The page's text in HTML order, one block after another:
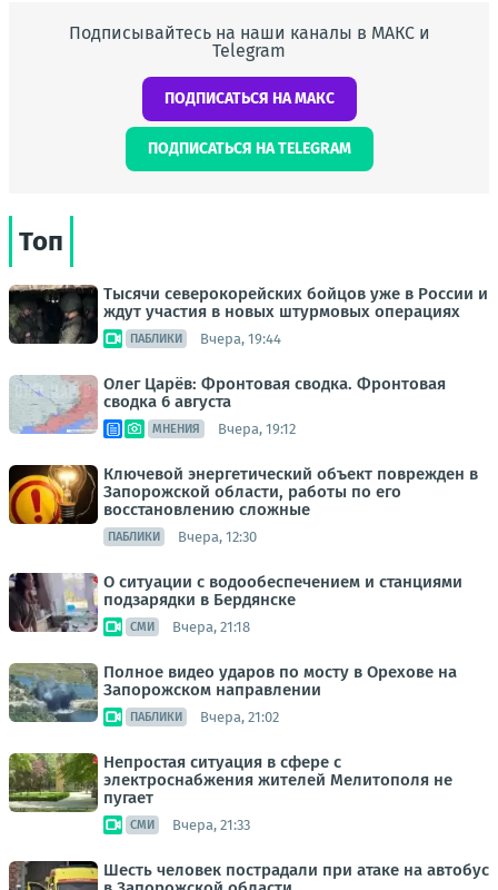
Подписывайтесь на наши каналы в МАКС и
Telegram
ПОДПИСАТЬСЯ НА МАКС
ПОДПИСАТЬСЯ НА TELEGRAM
Топ
Тысячи северокорейских бойцов уже в России и
ждут участия в новых штурмовых операциях
ПАБЛИКИ Вчера, 19:44
Олег Царёв: Фронтовая сводка. Фронтовая
сводка 6 августа
МНЕНИЯ Вчера, 19:12
Ключевой энергетический объект поврежден в
Запорожской области, работы по его
восстановлению сложные
ПАБЛИКИ Вчера, 12:30
О ситуации с водообеспечением и станциями
подзарядки в Бердянске
СМИ Вчера, 21:18
Полное видео ударов по мосту в Орехове на
Запорожском направлении
ПАБЛИКИ Вчера, 21:02
Непростая ситуация в сфере с
электроснабжения жителей Мелитополя не
пугает
СМИ Вчера, 21:33
Шесть человек пострадали при атаке на автобус